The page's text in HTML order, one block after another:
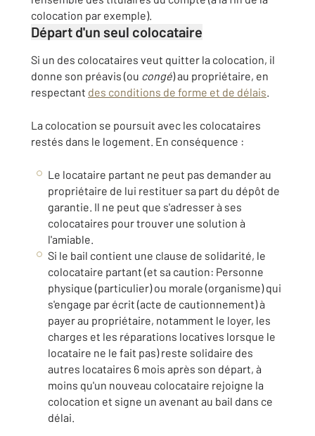
colocation par exemple).
Départ d'un seul colocataire
Si un des colocataires veut quitter la colocation, il
donne son préavis (ou congé) au propriétaire, en
respectant des conditions de forme et de délais.
La colocation se poursuit avec les colocataires
restés dans le logement. En conséquence :
Le locataire partant ne peut pas demander au
propriétaire de lui restituer sa part du dépôt de
garantie. Il ne peut que s'adresser à ses
colocataires pour trouver une solution à
l'amiable.
Si le bail contient une clause de solidarité, le
colocataire partant (et sa caution: Personne
physique (particulier) ou morale (organisme) qui
s'engage par écrit (acte de cautionnement) à
payer au propriétaire, notamment le loyer, les
charges et les réparations locatives lorsque le
locataire ne le fait pas) reste solidaire des
autres locataires 6 mois après son départ, à
moins qu'un nouveau colocataire rejoigne la
colocation et signe un avenant au bail dans ce
délai.